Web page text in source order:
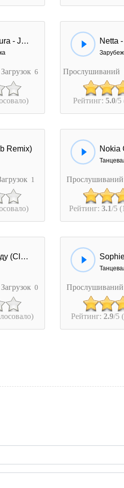
Aya Nakamura - Jolie Nana (Marimba Remix)
Загрузок 6 Прослушиваний
Рейтинг:5.0/5
Remix)
1
Nokia
Прослушиваний
Рейтинг:3.1/5
Nami - Между (Club Remix)
Загрузок 0 Прослушиваний
Рейтинг: 2.9/5